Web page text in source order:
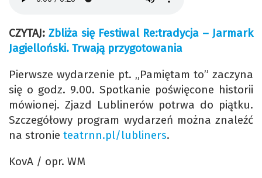
CZYTAJ: Zbliża się Festiwal Re:tradycja – Jarmark
Jagielloński. Trwają przygotowania
Pierwsze wydarzenie pt. „Pamiętam to” zaczyna
się o godz. 9.00. Spotkanie poświęcone historii
mówionej. Zjazd Lublinerów potrwa do piątku.
Szczegółowy program wydarzeń można znaleźć
na stronie teatrnn.pl/lubliners.
KovA / opr. WM